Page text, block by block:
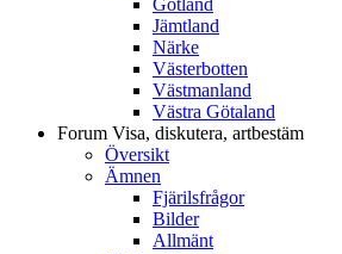
Jämtland
Närke
Västerbotten
Västmanland
Västra Götaland
Forum Visa, diskutera, artbestäm
Översikt
Ämnen
Fjärilsfrågor
Bilder
Allmänt